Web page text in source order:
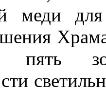
меди